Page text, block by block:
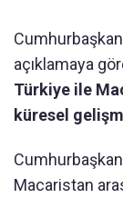
açıklamaya
Türkiye ile
küresel
Macaristan